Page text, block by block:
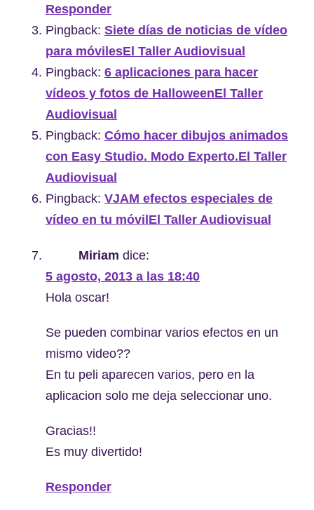
Responder
Pingback: Siete días de noticias de vídeo
para móvilesEl Taller Audiovisual
Pingback: 6 aplicaciones para hacer
vídeos y fotos de HalloweenEl Taller
Audiovisual
Pingback: Cómo hacer dibujos animados
con Easy Studio. Modo Experto.El Taller
Audiovisual
Pingback: VJAM efectos especiales de
vídeo en tu móvilEl Taller Audiovisual
Miriam dice:
5 agosto, 2013 a las 18:40
Hola oscar!
Se pueden combinar varios efectos en un
mismo video??
En tu peli aparecen varios, pero en la
aplicacion solo me deja seleccionar uno.
Gracias!!
Es muy divertido!
Responder